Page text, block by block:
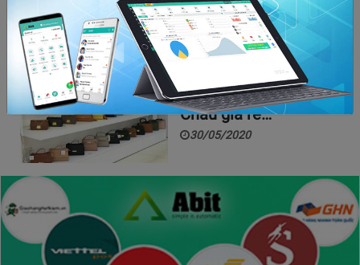
sỉ hoa tươi Đà Lạt
chính hiệu…
13/05/2020
Top 4 mối cung cấp
nguồn hàng Quảng
Châu giá rẻ…
30/05/2020